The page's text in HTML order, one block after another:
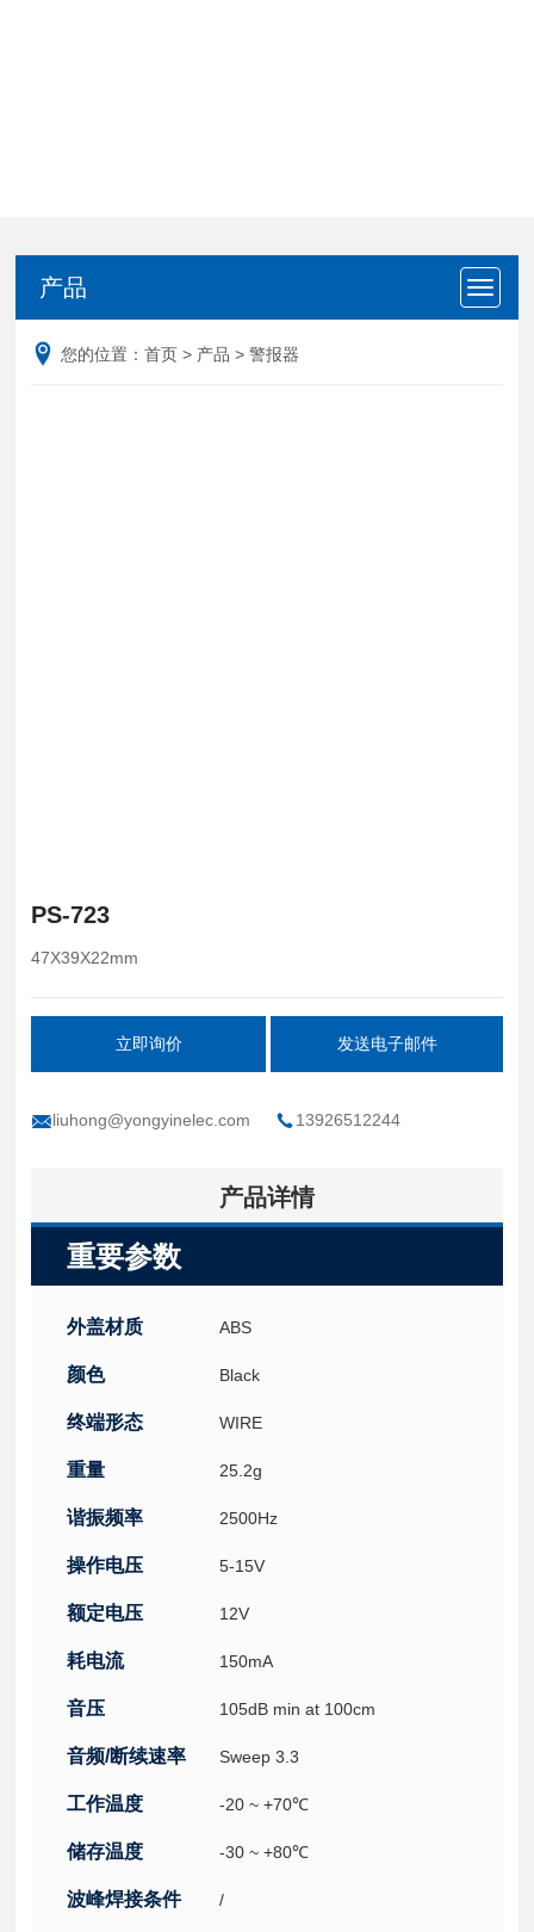
产品
您的位置：首页 > 产品 >警报器
PS-723
47X39X22mm
立即询价 发送电子邮件
liuhong@yongyinelec.com 13926512244
产品详情
重要参数
外盖材质 ABS
颜色 Black
终端形态 WIRE
重量 25.2g
谐振频率 2500Hz
操作电压 5-15V
额定电压 12V
耗电流 150mA
音压 105dB min at 100cm
音频/断续速率 Sweep 3.3
工作温度 -20 ~ +70℃
储存温度 -30 ~ +80℃
波峰焊接条件 /